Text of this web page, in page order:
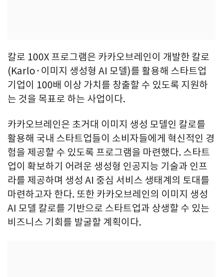
칼로 100X 프로그램은 카카오브레인이 개발한 칼로
(Karlo·이미지 생성형 AI 모델)를 활용해 스타트업
기업이 100배 이상 가치를 창출할 수 있도록 지원하
는 것을 목표로 하는 사업이다.
카카오브레인은 초거대 이미지 생성 모델인 칼로를
활용해 국내 스타트업들이 소비자들에게 혁신적인 경
험을 제공할 수 있도록 프로그램을 마련했다. 스타트
업이 확보하기 어려운 생성형 인공지능 기술과 인프
라를 제공하며 생성 AI 중심 서비스 생태계의 토대를
마련하고자 한다. 또한 카카오브레인의 이미지 생성
AI 모델 칼로를 기반으로 스타트업과 상생할 수 있는
비즈니스 기회를 발굴할 계획이다.